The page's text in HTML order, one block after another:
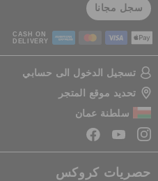
سجل مجانا
CASH ON
DELIVERY
تسجيل الدخول الى حسابي
تحديد موقع المتجر
سلطنة عمان
حصريات كروكس